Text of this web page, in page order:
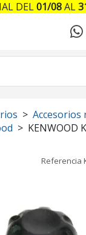
Accesorios
KENWOOD
Referencia
DEL01/08AL